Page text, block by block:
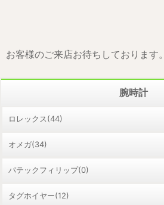
お客様のご来店お待ちしております。
腕時計
ロレックス(44)
オメガ(34)
パテックフィリップ(0)
タグホイヤー(12)